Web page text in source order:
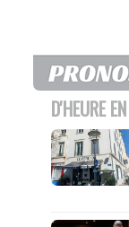
D'HEURE